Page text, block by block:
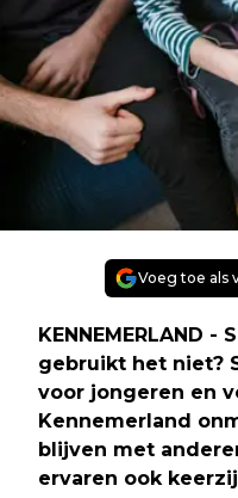
Voeg toe als
KENNEMERLAND
gebruikt het niet?
voor jongeren en
Kennemerland
blijven met
ervaren ook